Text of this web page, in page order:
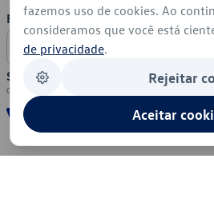
Formas de Pagamento
Segurança
fazemos uso de cookies. Ao
consideramos que você está
de privacidade.
Rejeitar
Aceitar